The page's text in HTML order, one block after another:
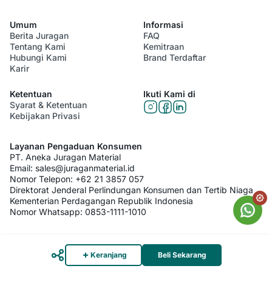
Umum
Berita Juragan
Tentang Kami
Hubungi Kami
Karir
Informasi
FAQ
Kemitraan
Brand Terdaftar
Ketentuan
Syarat & Ketentuan
Kebijakan Privasi
Ikuti Kami di
Layanan Pengaduan Konsumen
PT. Aneka Juragan Material
Email: sales@juraganmaterial.id
Nomor Telepon: +62 21 3857 057
Direktorat Jenderal Perlindungan Konsumen dan Tertib Niaga
Kementerian Perdagangan Republik Indonesia
Nomor Whatsapp: 0853-1111-1010
Keranjang Beli Sekarang